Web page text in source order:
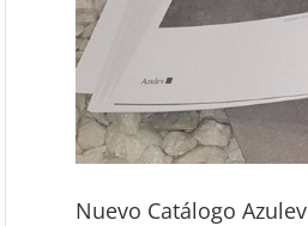
Nuevo Catálogo Azulev